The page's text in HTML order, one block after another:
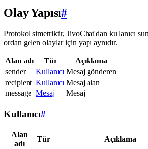
Olay Yapısı#
Protokol simetriktir, JivoChat'dan kullanıcı
ordan gelen olaylar için yapı aynıdır.
Alan adı Tür
Açıklama
sender
Kullanıcı Mesaj gönderen
recipient Kullanıcı Mesaj alan
message Mesaj Mesaj
Kullanıcı#
Alan
adı
Tür Açıklama